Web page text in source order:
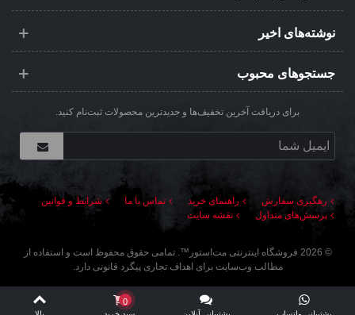
نوشته‌های اخیر
جستجوهای محبوب
برای دریافت آخرین تخفیف‌ها و جدیدترین محصولات ثبت‌نام کنید.
رهگیری سفارش راهنمای خرید تماس با ما
شرایط و قوانین
پرسش‌های متداول
نقشه سایت
©
2026 فروشگاه اینترنتی مت‌استور ™. تمامی حقوق محفوظ است و استفاده از
مطالب وب‌سایت برای اهداف تجاری پیگرد قانونی دارد.
0